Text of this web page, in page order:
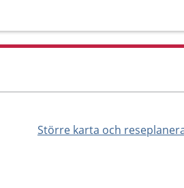
Större karta och